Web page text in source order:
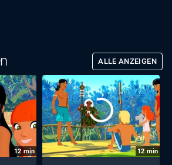
ALLE ANZEIGEN
12 min 12 min